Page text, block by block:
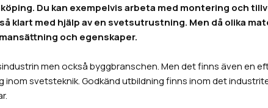
Du kan exempelvis arbeta med montering och
klart med hjälp av en svetsutrustning. Men då olika
och egenskaper.
men också byggbranschen. Men det finns även en
svetsteknik. Godkänd utbildning finns inom det